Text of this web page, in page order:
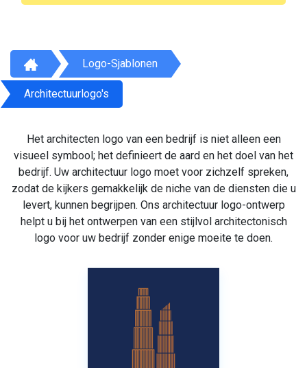
Logo-Sjablonen
Architectuurlogo's
Het architecten logo van een bedrijf is niet alleen een
visueel symbool; het definieert de aard en het doel van het
bedrijf. Uw architectuur logo moet voor zichzelf spreken,
zodat de kijkers gemakkelijk de niche van de diensten die u
levert, kunnen begrijpen. Ons architectuur logo-ontwerp
helpt u bij het ontwerpen van een stijlvol architectonisch
logo voor uw bedrijf zonder enige moeite te doen.